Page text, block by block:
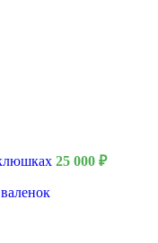
25 000 ₽